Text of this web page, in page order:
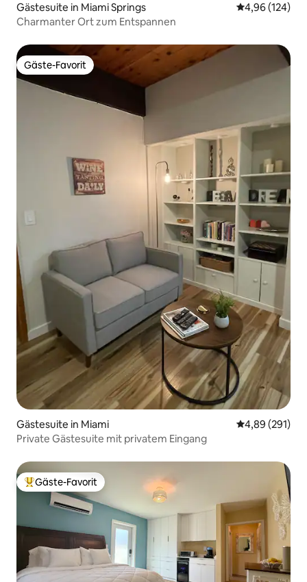
Gästesuite in Miami Springs
4,96 (124)
Charmanter Ort zum Entspannen
Gäste-Favorit
Gäste-Favorit
Gästesuite in Miami
4,89 (291)
Private Gästesuite mit privatem Eingang
Beliebter Gäste-Favorit.
Gäste-Favorit